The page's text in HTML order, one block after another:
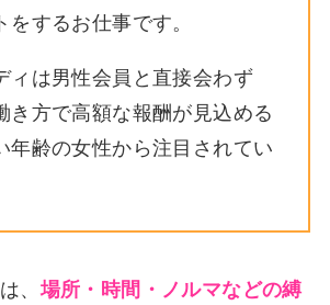
をするお仕事です。
ィは男性会員と直接会わず
き方で高額な報酬が見込める
年齢の女性から注目されてい
、場所・時間・ノルマなどの縛